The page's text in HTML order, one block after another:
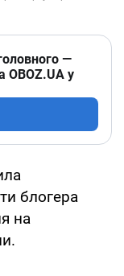
—
OBOZ.UA у
блогера
на